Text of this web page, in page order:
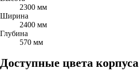
2300 мм
Ширина
2400 мм
Глубина
570 мм
Доступные цвета корпуса